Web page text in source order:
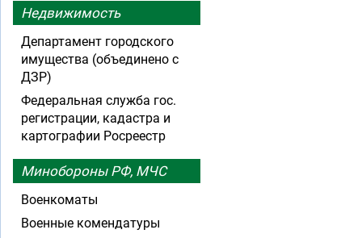
Недвижимость
Департамент городского
имущества (объединено с
ДЗР)
Федеральная служба гос.
регистрации, кадастра и
картографии Росреестр
Минобороны РФ, МЧС
Военкоматы
Военные комендатуры